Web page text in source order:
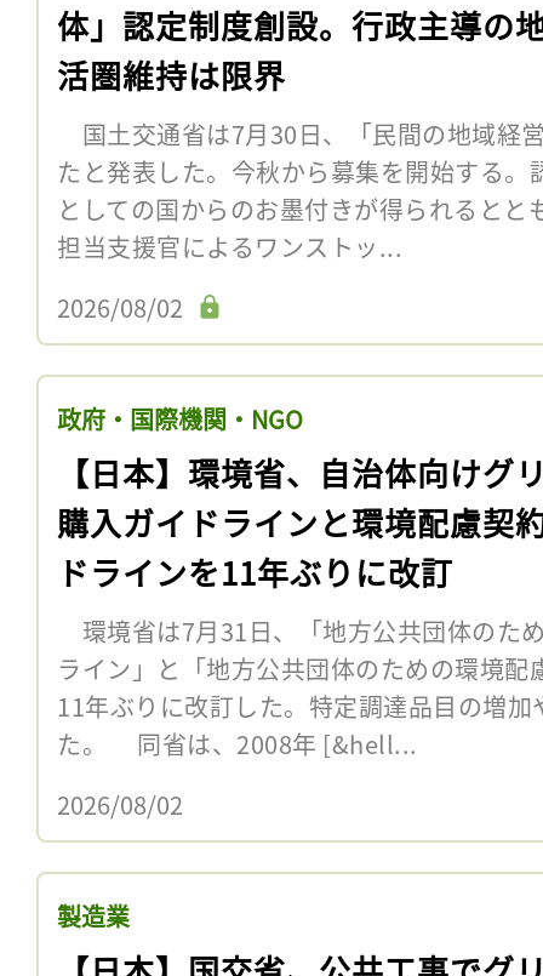
体」認定制度創設。行政主導の
活圏維持は限界
国土交通省は7月30日、「民間の地域経
たと発表した。今秋から募集を開始する
としての国からのお墨付きが得られると
担当支援官によるワンストッ...
2026/08/02
政府・国際機関・NGO
【日本】環境省、自治体向けグ
購入ガイドラインと環境配慮契
ドラインを11年ぶりに改訂
環境省は7月31日、「地方公共団体のた
ライン」と「地方公共団体のための環境
11年ぶりに改訂した。特定調達品目の増
た。 同省は、2008年 [&hell...
2026/08/02
製造業